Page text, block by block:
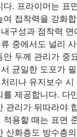
다. 프라이머는 표
여 접착력을 강화
구성과 점착력 면
중에서도 널리
안 두께 관리가 중
균일한 도포가
리나 유지보수 시
를 제공합니다. 다
관리가 뒤따라야
적용할 때는 표면
산화층도 방수층